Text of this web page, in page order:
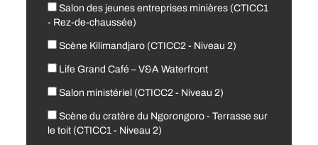
Salon des jeunes entreprises minières (CTICC1
- Rez-de-chaussée)
Scène Kilimandjaro (CTICC2 - Niveau 2)
Life Grand Café – V&A Waterfront
Salon ministériel (CTICC2 - Niveau 2)
Scène du cratère du Ngorongoro - Terrasse sur
le toit (CTICC1 - Niveau 2)